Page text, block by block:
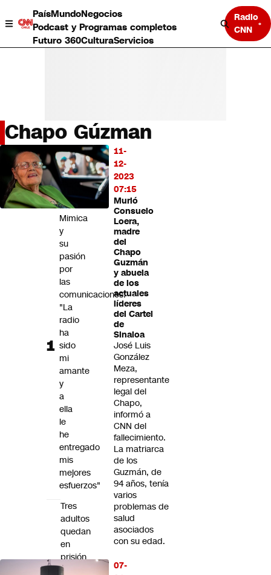
PaísMundoNegocios
Podcast y Programas completos
Futuro 360CulturaServicios
Radio
CNN
País
Mundo
Negocios
Deportes
Programas completos
CNN tiempo
Chapo Gúzman
11-
12-
2023
07:15
Murió
Consuelo
Loera,
madre
del
Chapo
Guzmán
y abuela
de los
actuales
líderes
del Cartel
de
Sinaloa
José Luis
González
Meza,
representante
legal del
Chapo,
informó a
CNN del
fallecimiento.
La matriarca
de los
Guzmán, de
94 años, tenía
varios
problemas de
salud
asociados
con su edad.
07-
LO
MÁS
LEÍDO
Vladimiro
Mimica
y
su
pasión
por
las
comunicaciones:
"La
radio
ha
sido
mi
amante
y
a
ella
le
he
entregado
mis
mejores
esfuerzos"
Tres
adultos
quedan
en
prisión
preventiva